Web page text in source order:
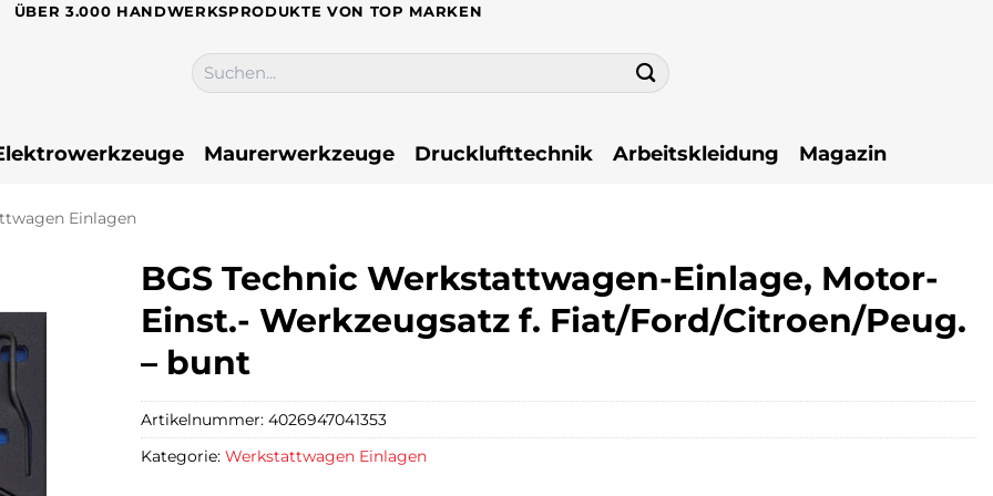
ÜBER 3.000 HANDWERKSPRODUKTE VON TOP MARKEN
Suchen
nach:
Maurerwerkzeuge Drucklufttechnik Arbeitskleidung Magazin
Einlagen
BGS Technic Werkstattwagen-Einlage, Motor-
Einst.- Werkzeugsatz f. Fiat/Ford/Citroen/Peug.
– bunt
Artikelnummer: 4026947041353
Kategorie: Werkstattwagen Einlagen